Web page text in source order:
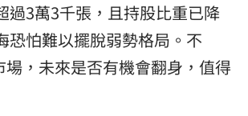
過3萬3千張，且持股比重已降
恐怕難以擺脫弱勢格局。不
，未來是否有機會翻身，值得